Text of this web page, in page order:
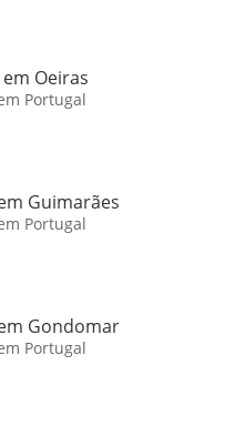
Oeiras
Portugal
Guimarães
Portugal
Gondomar
Portugal